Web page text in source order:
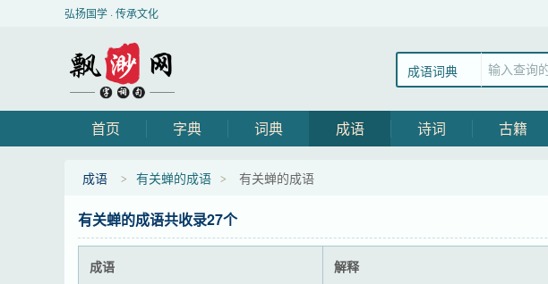
弘扬国学 · 传承文化
成语词典
首页 字典 词典 成语 诗词 古籍
成语 有关蝉的成语 有关蝉的成语
有关蝉的成语共收录27个
成语 解释